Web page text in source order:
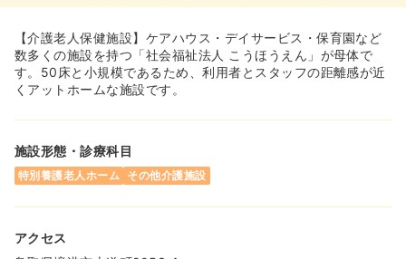
【介護老人保健施設】ケアハウス・デイサービス・保育園など
数多くの施設を持つ「社会福祉法人 こうほうえん」が母体で
す。50床と小規模であるため、利用者とスタッフの距離感が近
くアットホームな施設です。
施設形態・診療科目
特別養護老人ホーム その他介護施設
アクセス